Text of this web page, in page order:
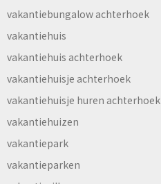
vakantiebungalow achterhoek
vakantiehuis
vakantiehuis achterhoek
vakantiehuisje achterhoek
vakantiehuisje huren achterhoek
vakantiehuizen
vakantiepark
vakantieparken